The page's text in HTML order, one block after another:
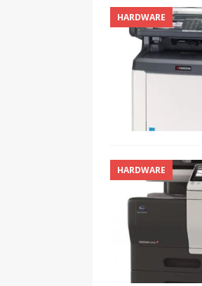
HARDWARE
HARDWARE